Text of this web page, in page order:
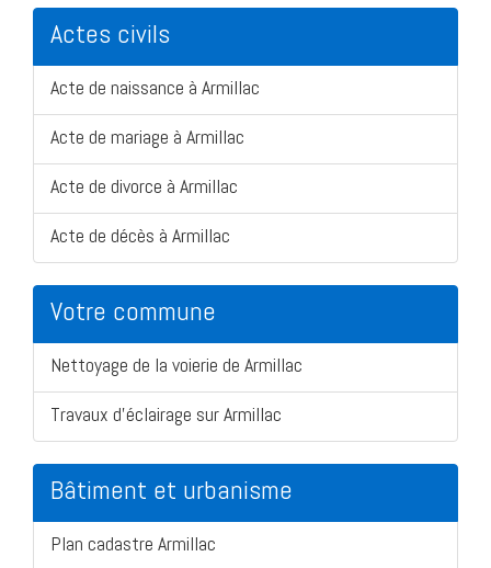
Actes civils
Acte de naissance à Armillac
Acte de mariage à Armillac
Acte de divorce à Armillac
Acte de décès à Armillac
Votre commune
Nettoyage de la voierie de Armillac
Travaux d'éclairage sur Armillac
Bâtiment et urbanisme
Plan cadastre Armillac